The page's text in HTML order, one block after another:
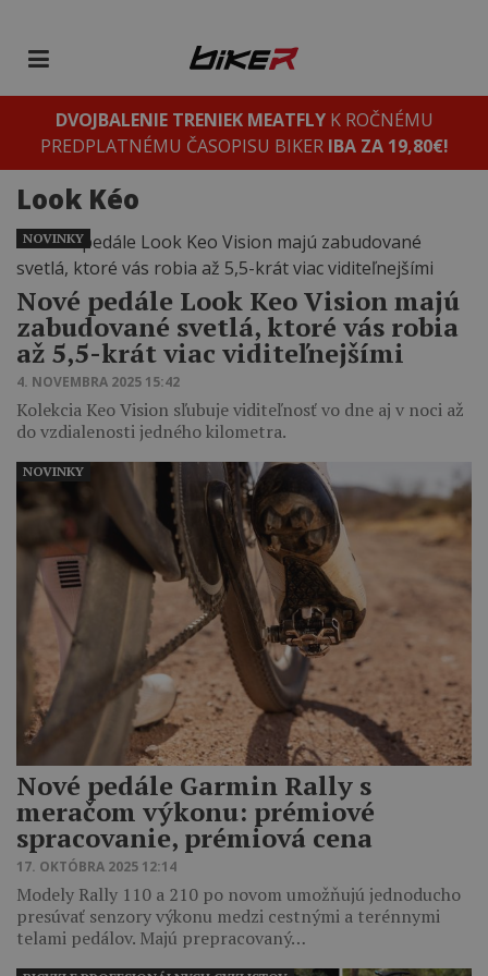
DVOJBALENIE TRENIEK MEATFLYK ROČNÉMU
PREDPLATNÉMU ČASOPISU BIKER IBA ZA 19,80€!
Look Kéo
Nové pedále Look Keo Vision majú
zabudované svetlá, ktoré vás robia
až 5,5-krát viac viditeľnejšími
4. NOVEMBRA 2025 15:42
Kolekcia Keo Vision sľubuje viditeľnosť vo dne aj v noci až
do vzdialenosti jedného kilometra.
NOVINKY
Nové pedále Garmin Rally s
meračom výkonu: prémiové
spracovanie, prémiová cena
17. OKTÓBRA 2025 12:14
Modely Rally 110 a 210 po novom umožňujú jednoducho
presúvať senzory výkonu medzi cestnými a terénnymi
telami pedálov. Majú prepracovaný…
NOVINKY